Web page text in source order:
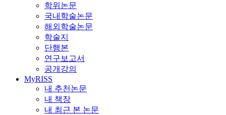
학위논문
국내학술논문
해외학술논문
학술지
단행본
연구보고서
공개강의
MyRISS
내 추천논문
내 책장
내 최근 본 논문